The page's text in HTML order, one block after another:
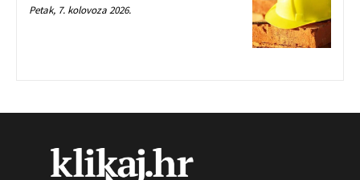
Petak, 7. kolovoza 2026.